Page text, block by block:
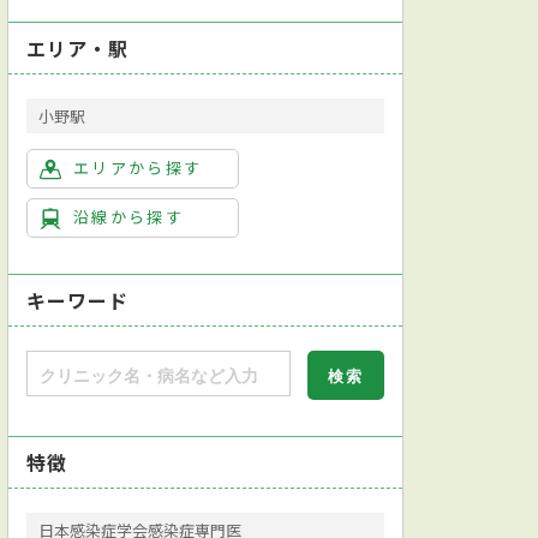
エリア・駅
小野駅
エリアから探す
沿線から探す
キーワード
特徴
日本感染症学会感染症専門医